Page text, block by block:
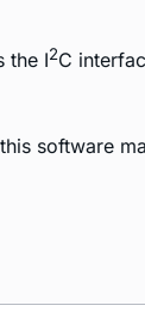
the I2C
software